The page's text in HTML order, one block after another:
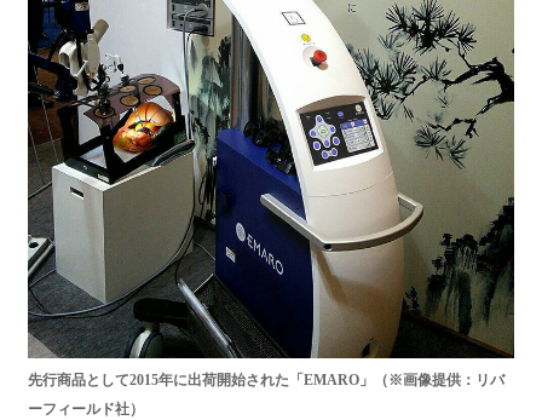
先行商品として2015年に出荷開始された「EMARO」（※画像提供：リバ
ーフィールド社）